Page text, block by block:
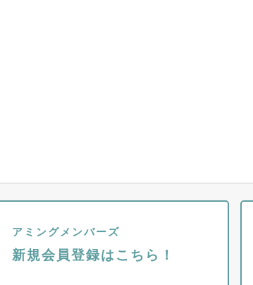
アミングメンバーズ
新規会員登録はこちら！